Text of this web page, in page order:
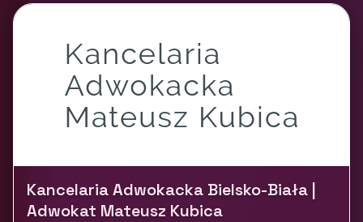
Kancelaria Adwokacka Bielsko-Biała |
Adwokat Mateusz Kubica